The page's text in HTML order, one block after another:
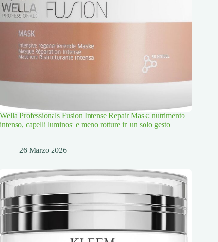
Wella Professionals Fusion Intense Repair Mask: nutrimento
intenso, capelli luminosi e meno rotture in un solo gesto
26 Marzo 2026